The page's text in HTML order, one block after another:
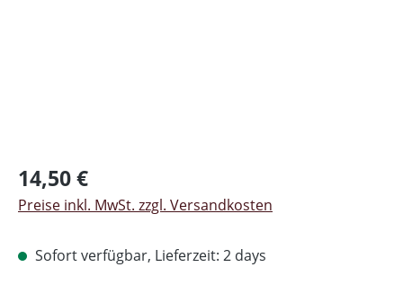
Regulärer Preis:
14,50 €
Preise inkl. MwSt. zzgl. Versandkosten
Sofort verfügbar, Lieferzeit: 2 days